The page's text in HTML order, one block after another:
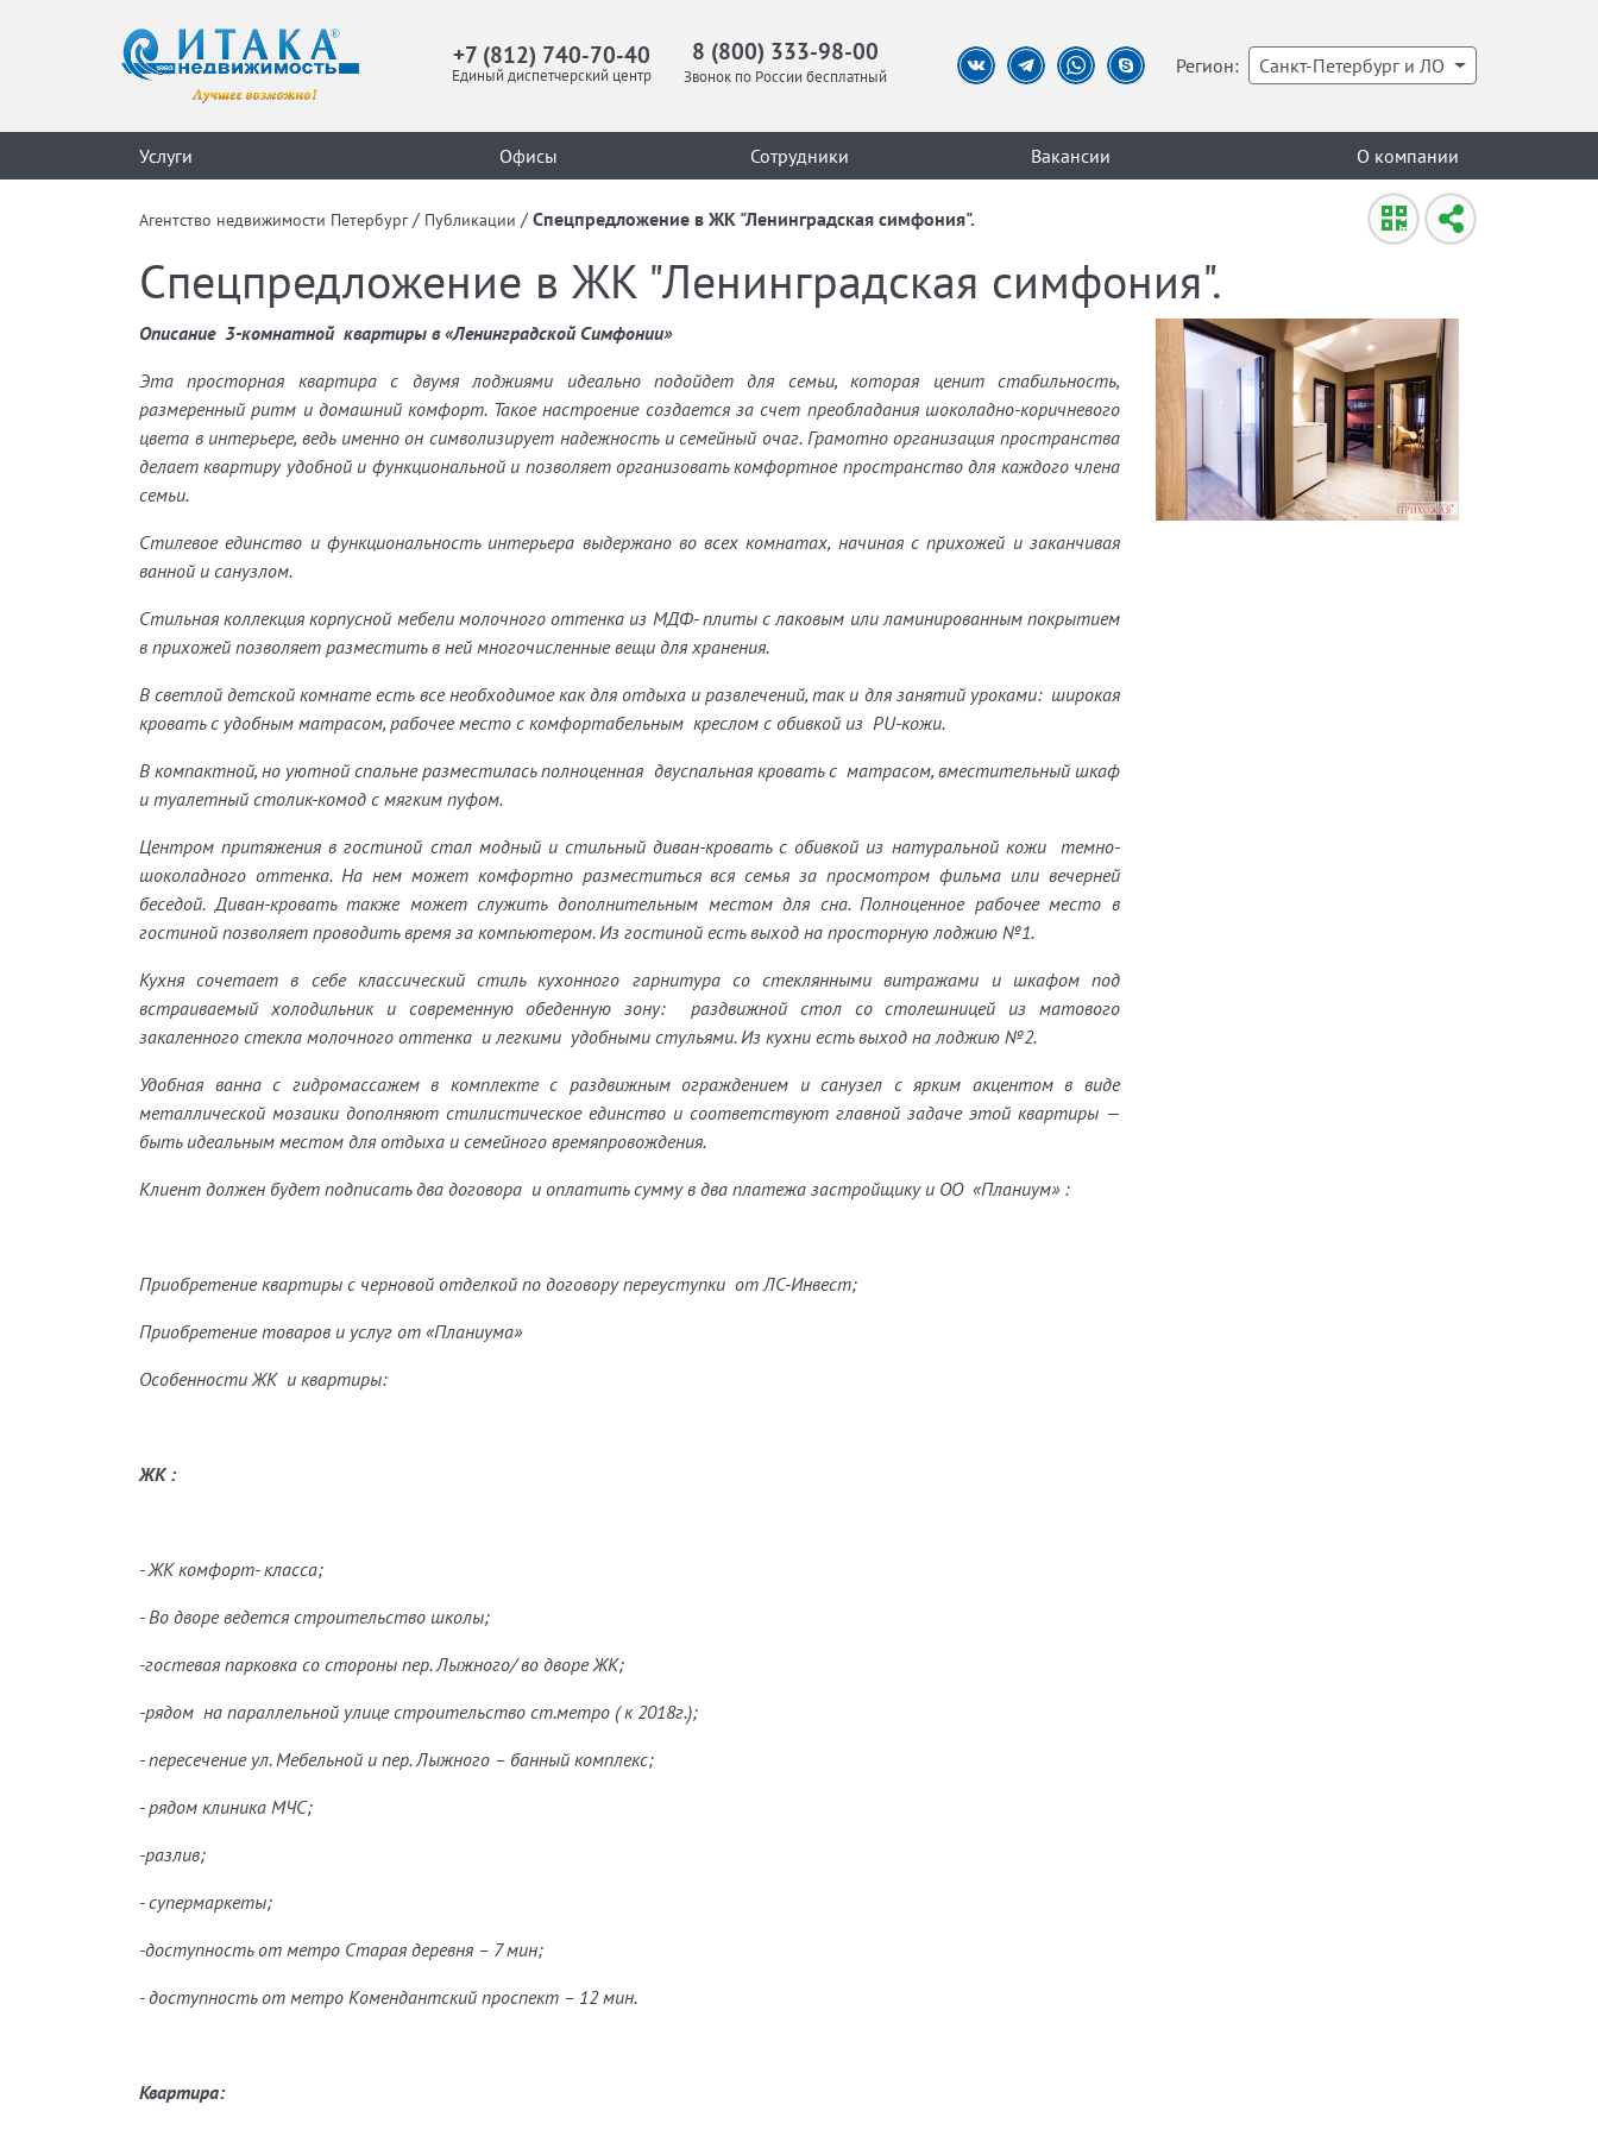
+7 (812) 740-70-40
Единый диспетчерский центр
8 (800) 333-98-00
Звонок по России бесплатный Регион: Санкт-Петербург и ЛО
Услуги Офисы Сотрудники Вакансии О компании
Агентство недвижимости Петербург / Публикации / Спецпредложение в ЖК "Ленинградская симфония".
Спецпредложение в ЖК "Ленинградская симфония".
Описание 3-комнатной квартиры в «Ленинградской Симфонии»
Эта просторная квартира с двумя лоджиями идеально подойдет для семьи, которая ценит стабильность,
размеренный ритм и домашний комфорт. Такое настроение создается за счет преобладания шоколадно-коричневого
цвета в интерьере, ведь именно он символизирует надежность и семейный очаг. Грамотно организация пространства
делает квартиру удобной и функциональной и позволяет организовать комфортное пространство для каждого члена
семьи.
Стилевое единство и функциональность интерьера выдержано во всех комнатах, начиная с прихожей и заканчивая
ванной и санузлом.
Стильная коллекция корпусной мебели молочного оттенка из МДФ- плиты с лаковым или ламинированным покрытием
в прихожей позволяет разместить в ней многочисленные вещи для хранения.
В светлой детской комнате есть все необходимое как для отдыха и развлечений, так и для занятий уроками: широкая
кровать с удобным матрасом, рабочее место с комфортабельным креслом с обивкой из PU-кожи.
В компактной, но уютной спальне разместилась полноценная двуспальная кровать с матрасом, вместительный шкаф
и туалетный столик-комод с мягким пуфом.
Центром притяжения в гостиной стал модный и стильный диван-кровать с обивкой из натуральной кожи темно-
шоколадного оттенка. На нем может комфортно разместиться вся семья за просмотром фильма или вечерней
беседой. Диван-кровать также может служить дополнительным местом для сна. Полноценное рабочее место в
гостиной позволяет проводить время за компьютером. Из гостиной есть выход на просторную лоджию №1.
Кухня сочетает в себе классический стиль кухонного гарнитура со стеклянными витражами и шкафом под
встраиваемый холодильник и современную обеденную зону: раздвижной стол со столешницей из матового
закаленного стекла молочного оттенка и легкими удобными стульями. Из кухни есть выход на лоджию №2.
Удобная ванна с гидромассажем в комплекте с раздвижным ограждением и санузел с ярким акцентом в виде
металлической мозаики дополняют стилистическое единство и соответствуют главной задаче этой квартиры —
быть идеальным местом для отдыха и семейного времяпровождения.
Клиент должен будет подписать два договора и оплатить сумму в два платежа застройщику и ОО «Планиум» :
Приобретение квартиры с черновой отделкой по договору переуступки от ЛС-Инвест;
Приобретение товаров и услуг от «Планиума»
Особенности ЖК и квартиры:
ЖК :
- ЖК комфорт- класса;
- Во дворе ведется строительство школы;
-гостевая парковка со стороны пер. Лыжного/ во дворе ЖК;
-рядом на параллельной улице строительство ст.метро ( к 2018г.);
- пересечение ул. Мебельной и пер. Лыжного – банный комплекс;
- рядом клиника МЧС;
-разлив;
- супермаркеты;
-доступность от метро Старая деревня – 7 мин;
- доступность от метро Комендантский проспект – 12 мин.
Квартира: